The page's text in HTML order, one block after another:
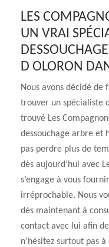
LES
UN VRAI
D OLORON
Nous avons décidé de
trouver un spécialiste
trouvé Les
dessouchage arbre et
pas perdre plus de
dès aujourd’hui avec
s’engage à vous
irréprochable. Nous
dès maintenant à
contact avec lui afin
n’hésitez surtout pas